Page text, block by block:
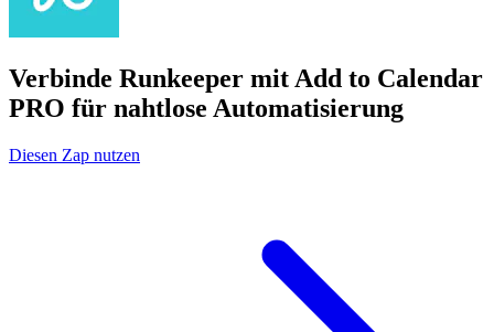
Verbinde Runkeeper mit Add to Calendar
PRO für nahtlose Automatisierung
Diesen Zap nutzen